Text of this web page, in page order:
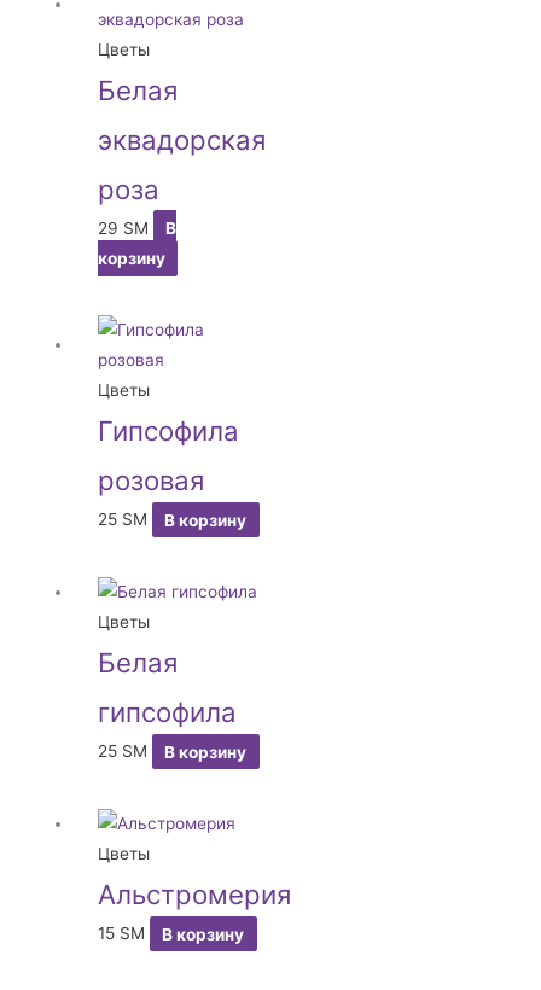
Цветы
Белая
эквадорская
роза
29 ЅМ
В
корзину
Цветы
Гипсофила
розовая
25 ЅМ В корзину
Цветы
Белая
гипсофила
25 ЅМ В корзину
Цветы
Альстромерия
15 ЅМ В корзину